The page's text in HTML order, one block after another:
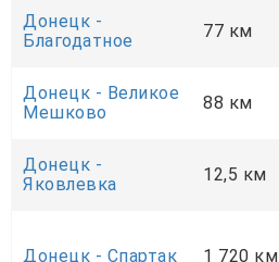
Донецк -
Благодатное
77 км
Донецк - Великое
Мешково
88 км
Донецк -
Яковлевка
12,5 км
Донецк - Спартак 1 720 км